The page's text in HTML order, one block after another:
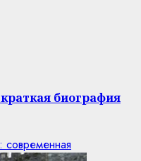
биография